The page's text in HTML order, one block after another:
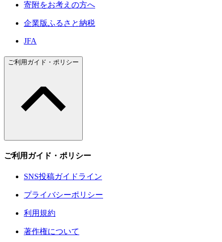
寄附をお考えの方へ
企業版ふるさと納税
JFA
ご利用ガイド・ポリシー
ご利用ガイド・ポリシー
SNS投稿ガイドライン
プライバシーポリシー
利用規約
著作権について